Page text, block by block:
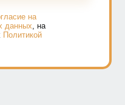
на
данных, на
Политикой